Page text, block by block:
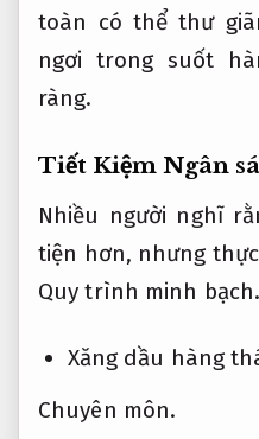
toàn có thể thư
ngơi trong suốt
ràng.
Tiết Kiệm Ngân
Nhiều người nghĩ
tiện hơn, nhưng
Quy trình minh bạch.
Xăng dầu hàng
Chuyên môn.